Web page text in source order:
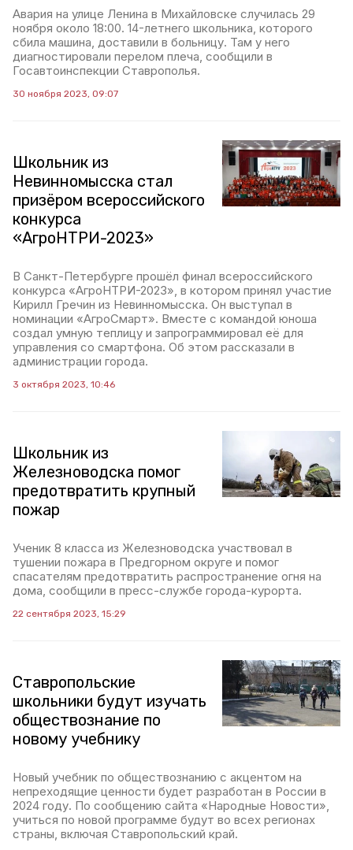
Авария на улице Ленина в Михайловске случилась 29
ноября около 18:00. 14-летнего школьника, которого
сбила машина, доставили в больницу. Там у него
диагностировали перелом плеча, сообщили в
Госавтоинспекции Ставрополья.
30 ноября 2023, 09:07
Школьник из
Невинномысска стал
призёром всероссийского
конкурса
«АгроНТРИ-2023»
В Санкт-Петербурге прошёл финал всероссийского
конкурса «АгроНТРИ-2023», в котором принял участие
Кирилл Гречин из Невинномысска. Он выступал в
номинации «АгроСмарт». Вместе с командой юноша
создал умную теплицу и запрограммировал её для
управления со смартфона. Об этом рассказали в
администрации города.
3 октября 2023, 10:46
Школьник из
Железноводска помог
предотвратить крупный
пожар
Ученик 8 класса из Железноводска участвовал в
тушении пожара в Предгорном округе и помог
спасателям предотвратить распространение огня на
дома, сообщили в пресс-службе города-курорта.
22 сентября 2023, 15:29
Ставропольские
школьники будут изучать
обществознание по
новому учебнику
Новый учебник по обществознанию с акцентом на
непреходящие ценности будет разработан в России в
2024 году. По сообщению сайта «Народные Новости»,
учиться по новой программе будут во всех регионах
страны, включая Ставропольский край.